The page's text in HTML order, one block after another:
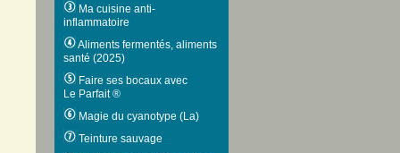
Ma cuisine anti-
inflammatoire
Aliments fermentés, aliments
santé (2025)
Faire ses bocaux avec
Le Parfait ®
Magie du cyanotype (La)
Teinture sauvage